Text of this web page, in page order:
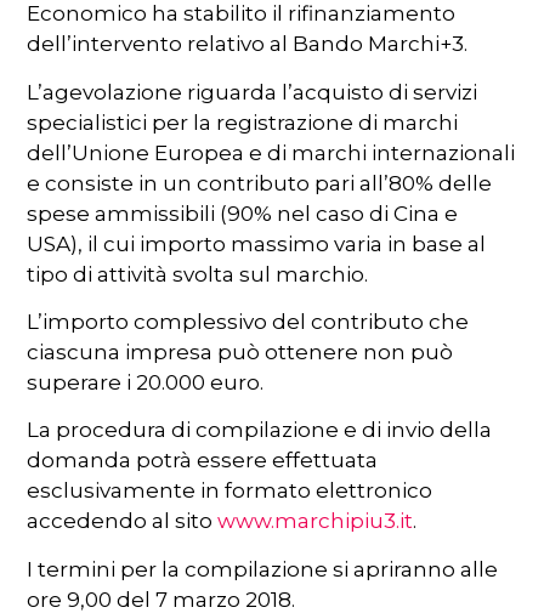
Economico ha stabilito il rifinanziamento
dell’intervento relativo al Bando Marchi+3.
L’agevolazione riguarda l’acquisto di servizi
specialistici per la registrazione di marchi
dell’Unione Europea e di marchi internazionali
e consiste in un contributo pari all’80% delle
spese ammissibili (90% nel caso di Cina e
USA), il cui importo massimo varia in base al
tipo di attività svolta sul marchio.
L’importo complessivo del contributo che
ciascuna impresa può ottenere non può
superare i 20.000 euro.
La procedura di compilazione e di invio della
domanda potrà essere effettuata
esclusivamente in formato elettronico
accedendo al sitowww.marchipiu3.it.
I termini per la compilazione si apriranno alle
ore 9,00 del 7 marzo 2018.